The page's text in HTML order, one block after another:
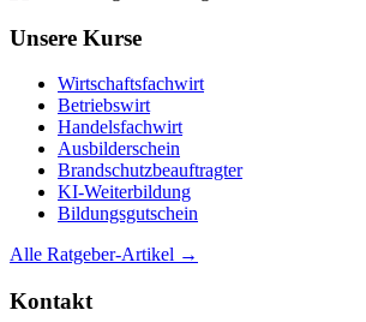
Unsere Kurse
Wirtschaftsfachwirt
Betriebswirt
Handelsfachwirt
Ausbilderschein
Brandschutzbeauftragter
KI-Weiterbildung
Bildungsgutschein
Alle Ratgeber-Artikel →
Kontakt